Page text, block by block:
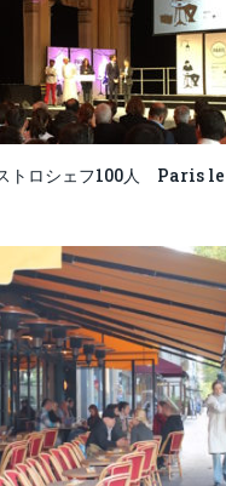
トロシェフ100人 Paris